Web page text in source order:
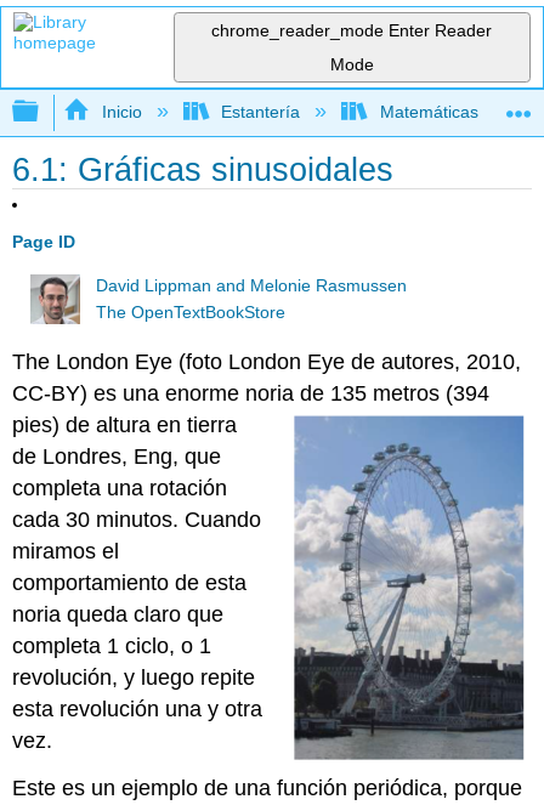
chrome_reader_mode Enter Reader
Mode
Expandir/contraer jerarquía global
Inicio Estantería Matemáticas
6.1: Gráficas sinusoidales
Page ID
David Lippman and Melonie Rasmussen
The OpenTextBookStore
The London Eye (foto London Eye de autores, 2010,
CC-BY) es una enorme noria de 135 metros (394
pies) de altura en tierra
de Londres, Eng, que
completa una rotación
cada 30 minutos. Cuando
miramos el
comportamiento de esta
noria queda claro que
completa 1 ciclo, o 1
revolución, y luego repite
esta revolución una y otra
vez.
Este es un ejemplo de una función periódica, porque